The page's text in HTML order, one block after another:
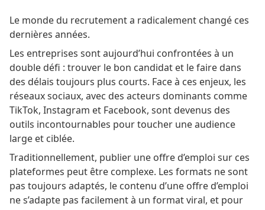
Le monde du recrutement a radicalement changé ces
dernières années.
Les entreprises sont aujourd’hui confrontées à un
double défi : trouver le bon candidat et le faire dans
des délais toujours plus courts. Face à ces enjeux, les
réseaux sociaux, avec des acteurs dominants comme
TikTok, Instagram et Facebook, sont devenus des
outils incontournables pour toucher une audience
large et ciblée.
Traditionnellement, publier une offre d’emploi sur ces
plateformes peut être complexe. Les formats ne sont
pas toujours adaptés, le contenu d’une offre d’emploi
ne s’adapte pas facilement à un format viral, et pour